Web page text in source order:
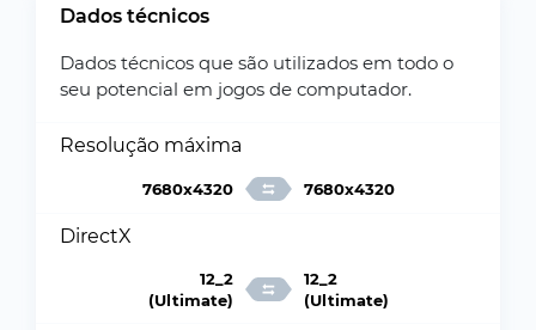
Dados técnicos
Dados técnicos que são utilizados em todo o
seu potencial em jogos de computador.
Resolução máxima
7680x4320 7680x4320
DirectX
12_2
(Ultimate)
12_2
(Ultimate)